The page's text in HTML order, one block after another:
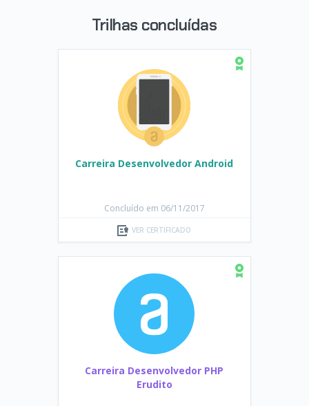
Trilhas concluídas
Carreira Desenvolvedor Android
Concluído em 06/11/2017
VER CERTIFICADO
Carreira Desenvolvedor PHP
Erudito